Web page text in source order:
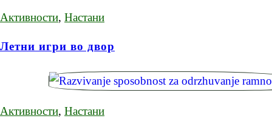
Активности, Настани
Летни игри во двор
Активности, Настани